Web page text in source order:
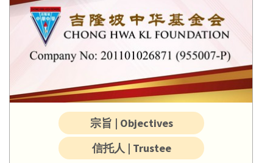
宗旨 | Objectives
信托人 | Trustee